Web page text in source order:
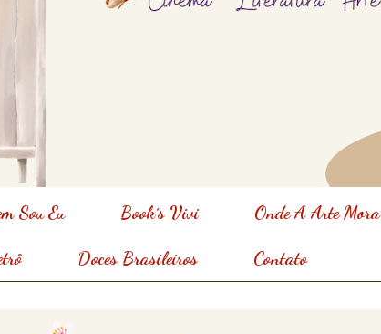
Sou Eu Book´s Vivi Onde A Arte Mora
Doces Brasileiros Contato